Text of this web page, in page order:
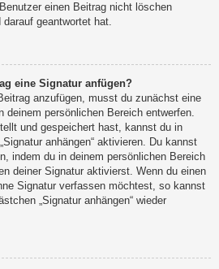
einen Beitrag nicht löschen
geantwortet hat.
eine Signatur anfügen?
anzufügen, musst du zunächst eine
deinem persönlichen Bereich entwerfen.
und gespeichert hast, kannst du in
anhängen“ aktivieren. Du kannst
indem du in deinem persönlichen Bereich
deiner Signatur aktivierst. Wenn du einen
Signatur verfassen möchtest, so kannst
„Signatur anhängen“ wieder